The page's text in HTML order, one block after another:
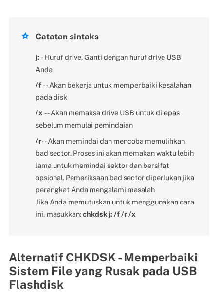
 Catatan sintaks
j: - Huruf drive. Ganti dengan huruf drive USB
Anda
/f -- Akan bekerja untuk memperbaiki kesalahan
pada disk
/x -- Akan memaksa drive USB untuk dilepas
sebelum memulai pemindaian
/r-- Akan memindai dan mencoba memulihkan
bad sector. Proses ini akan memakan waktu lebih
lama untuk memindai sektor dan bersifat
opsional. Pemeriksaan bad sector diperlukan jika
perangkat Anda mengalami masalah
Jika Anda memutuskan untuk menggunakan cara
ini, masukkan:chkdsk j: /f /r /x
Alternatif CHKDSK - Memperbaiki
Sistem File yang Rusak pada USB
Flashdisk